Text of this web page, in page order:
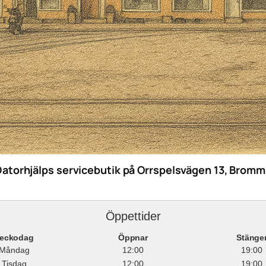
servicebutik på Orrspelsvägen 13,
Öppettider
Öppnar
12:00
19:00
Tisdag
12:00 19:00